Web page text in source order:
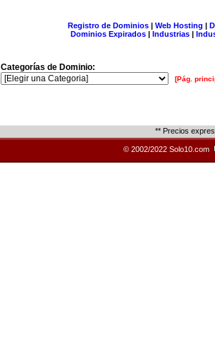
Registro de Dominios| Web Hosting |
Dominios Expirados | Industrias |
Categorías de Dominio:
[Pág.
** Precios
© 2002/2022 Solo10.com